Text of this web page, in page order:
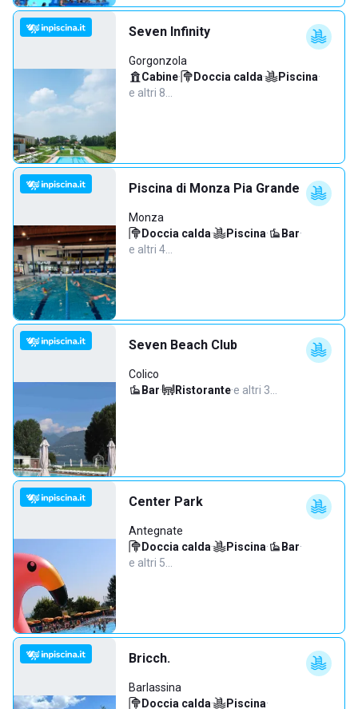
Seven Infinity
Gorgonzola
Cabine· Doccia calda· Piscina·
e altri 8…
Piscina di Monza Pia Grande
Monza
Doccia calda· Piscina· Bar·
e altri 4…
Seven Beach Club
Colico
Bar· Ristorante·e altri 3…
Center Park
Antegnate
Doccia calda· Piscina· Bar·
e altri 5…
Bricch.
Barlassina
Doccia calda· Piscina·